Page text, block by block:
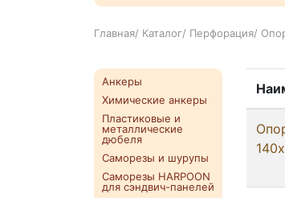
Главная/ Каталог/ Перфорация/
Анкеры
Химические анкеры
Пластиковые и
металлические
дюбеля
Саморезы и шурупы
Саморезы HARPOON
для сэндвич-панелей